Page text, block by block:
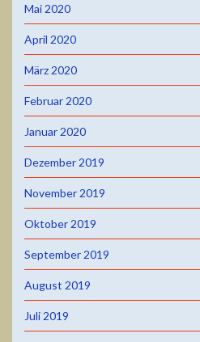
Mai 2020
April 2020
März 2020
Februar 2020
Januar 2020
Dezember 2019
November 2019
Oktober 2019
September 2019
August 2019
Juli 2019